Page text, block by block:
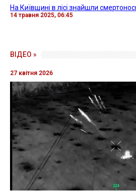
На Київщині в лісі знайшли
14 травня 2025, 06:45
ВІДЕО »
27 квітня 2026